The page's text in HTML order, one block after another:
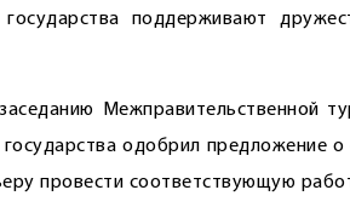
поддерживают
Межправительственной
одобрил предложение о
провести соответствующую